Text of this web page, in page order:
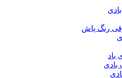
رنگ پاش
باد
بادی